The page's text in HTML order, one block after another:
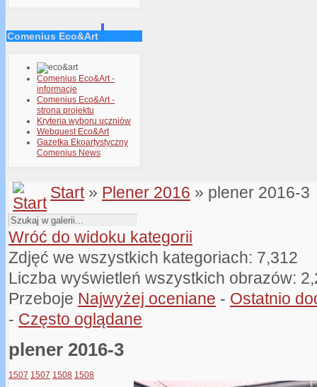
Comenius Eco&Art
Comenius Eco&Art -
informacje
Comenius Eco&Art -
strona projektu
Kryteria wyboru uczniów
Webquest Eco&Art
Gazetka Ekoartystyczny
Comenius News
Start» Plener 2016 » plener 2016-3
Wróć do widoku kategorii
Zdjęć we wszystkich kategoriach: 7,312
Liczba wyświetleń wszystkich obrazów:
Przeboje Najwyżej oceniane - Ostatnio
- Często oglądane
plener 2016-3
1507 1507 1508 1508